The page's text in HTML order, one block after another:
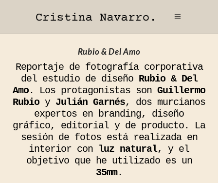
Rubio & Del Amo
Reportaje de fotografía corporativa
del estudio de diseño Rubio & Del
Amo. Los protagonistas son Guillermo
Rubio y Julián Garnés, dos murcianos
expertos en branding, diseño
gráfico, editorial y de producto. La
sesión de fotos está realizada en
interior con luz natural, y el
objetivo que he utilizado es un
35mm.